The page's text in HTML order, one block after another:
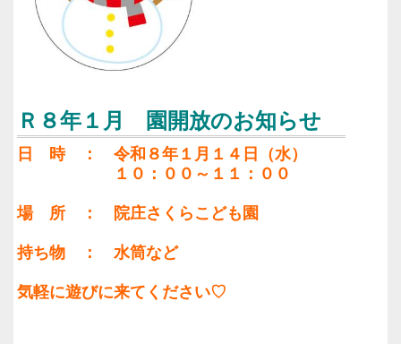
Ｒ８年１月 園開放のお知らせ
日 時 ： 令和８年１月１４日（水）
１０：００～１１：００
場 所 ： 院庄さくらこども園
持ち物 ： 水筒など
気軽に遊びに来てください♡